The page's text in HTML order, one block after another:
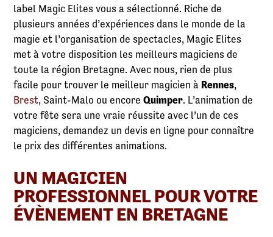
label Magic Elites vous a sélectionné. Riche de
plusieurs années d’expériences dans le monde de la
magie et l’organisation de spectacles, Magic Elites
met à votre disposition les meilleurs magiciens de
toute la région Bretagne. Avec nous, rien de plus
facile pour trouver le meilleur magicien à Rennes,
Brest, Saint-Malo ou encoreQuimper. L’animation de
votre fête sera une vraie réussite avec l’un de ces
magiciens, demandez un devis en ligne pour connaître
le prix des différentes animations.
UN MAGICIEN
PROFESSIONNEL POUR VOTRE
ÉVÈNEMENT EN BRETAGNE